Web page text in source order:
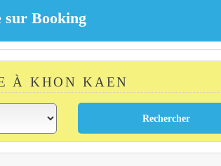
À KHON KAEN